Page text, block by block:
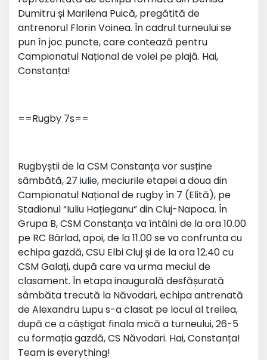
Dumitru și Marilena Puică, pregătită de
antrenorul Florin Voinea. În cadrul turneului se
pun în joc puncte, care contează pentru
Campionatul Național de volei pe plajă. Hai,
Constanța!
==Rugby 7s==
Rugbyștii de la CSM Constanța vor susține
sâmbătă, 27 iulie, meciurile etapei a doua din
Campionatul Național de rugby în 7 (Elită), pe
Stadionul “Iuliu Hațieganu” din Cluj-Napoca. În
Grupa B, CSM Constanța va întâlni de la ora 10.00
pe RC Bârlad, apoi, de la 11.00 se va confrunta cu
echipa gazdă, CSU Elbi Cluj și de la ora 12.40 cu
CSM Galați, după care va urma meciul de
clasament. În etapa inaugurală desfășurată
sâmbăta trecută la Năvodari, echipa antrenată
de Alexandru Lupu s-a clasat pe locul al treilea,
după ce a câștigat finala mică a turneului, 26-5
cu formația gazdă, CS Năvodari. Hai, Constanța!
Team is everything!